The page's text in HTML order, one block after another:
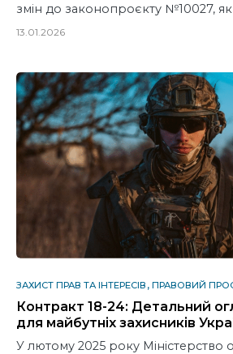
змін до законопроєкту №10027,
13.01.2026
ЗАХИСТ ПРАВ ТА ІНТЕРЕСІВ ПРАВОВИЙ
Контракт 18-24: Детальний
для майбутніх захисників
У лютому 2025 року Міністерство